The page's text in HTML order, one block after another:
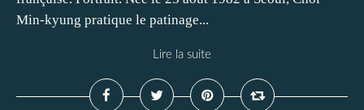
Min-kyung pratique le patinage...
Lire la suite